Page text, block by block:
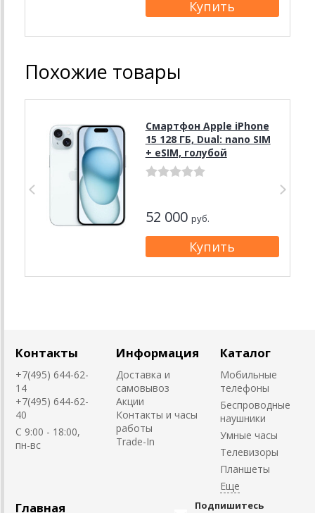
Похожие товары
Смартфон Apple iPhone
15 128 ГБ, Dual: nano SIM
+ eSIM, голубой
52 000 руб.
Контакты
+7(495) 644-62-
14
+7(495) 644-62-
40
C 9:00 - 18:00,
пн-вс
Информация
Доставка и
самовывоз
Акции
Контакты и часы
работы
Trade-In
Каталог
Мобильные
телефоны
Беспроводные
наушники
Умные часы
Телевизоры
Планшеты
Главная
Подпишитесь